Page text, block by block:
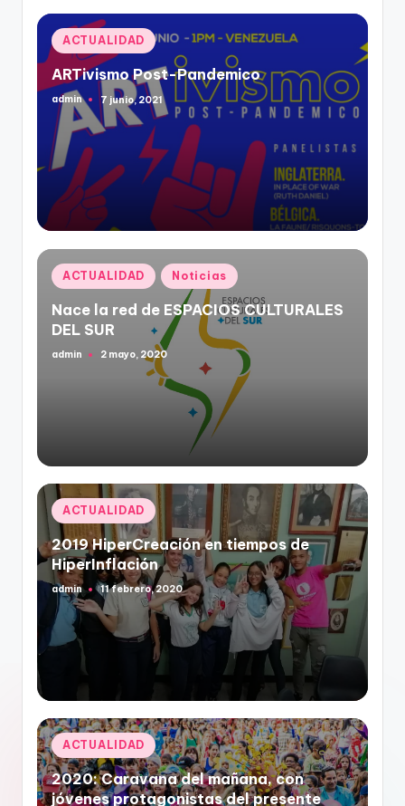
Publicado
en
ACTUALIDAD
ARTivismo Post-Pandemico
Publicado
por
admin 7 junio, 2021
Publicado
en
ACTUALIDAD Noticias
Nace la red de ESPACIOS CULTURALES
DEL SUR
Publicado
admin 2 mayo, 2020
Publicado
en
ACTUALIDAD
2019 HiperCreación en tiempos de
HiperInflación
Publicado
por
admin 11 febrero, 2020
Publicado
en
ACTUALIDAD
2020: Caravana del mañana, con
jóvenes protagonistas del presente